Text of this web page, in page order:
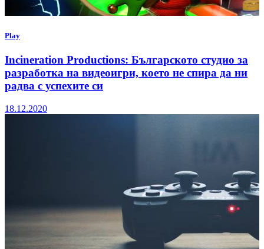
Play
Incineration Productions: Българското студио за
разработка на видеоигри, което не спира да ни
радва с успехите си
18.12.2020